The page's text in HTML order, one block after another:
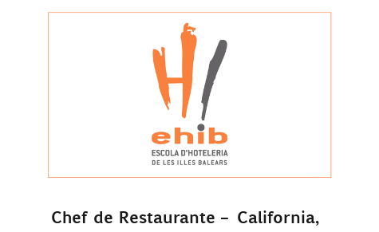
Chef de Restaurante – California,